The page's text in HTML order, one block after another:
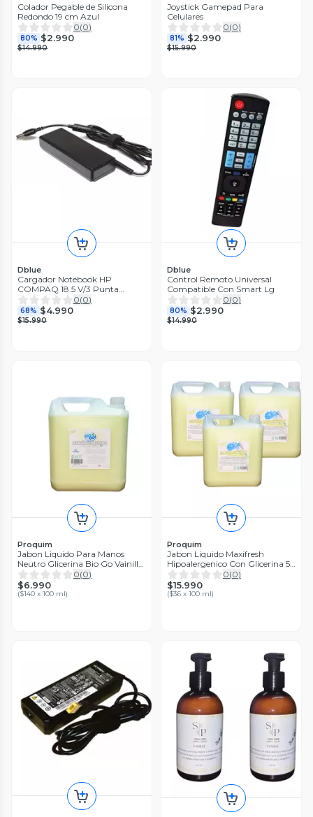
Colador Pegable de Silicona
Redondo 19 cm Azul
0(0)
80% $2.990
$14.990
Joystick Gamepad Para
Celulares
0(0)
81% $2.990
$15.990
Dblue
Cargador Notebook HP
COMPAQ 18.5 V/3 Punta
Centro
0(0)
68% $4.990
$15.990
Dblue
Control Remoto Universal
Compatible Con Smart Lg
0(0)
80% $2.990
$14.990
Proquim
Jabon Liquido Para Manos
Neutro Glicerina Bio Go Vainilla
5 Litros Eco Unidad
0(0)
$6.990
($140 x 100 ml)
Proquim
Jabon Liquido Maxifresh
Hipoalergenico Con Glicerina 5
Litros 3 Unidades
0(0)
$15.990
($36 x 100 ml)